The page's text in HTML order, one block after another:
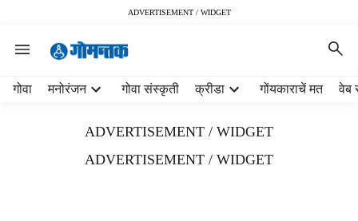
ADVERTISEMENT / WIDGET
गोवा मनोरंजन गोवा संस्कृती क्रीडा गोंयकाराचें मत वेब
ADVERTISEMENT / WIDGET
ADVERTISEMENT / WIDGET